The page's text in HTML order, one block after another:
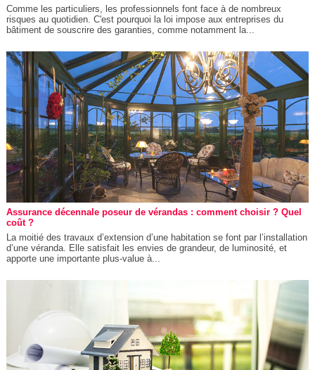
Comme les particuliers, les professionnels font face à de nombreux
risques au quotidien. C'est pourquoi la loi impose aux entreprises du
bâtiment de souscrire des garanties, comme notamment la...
Assurance décennale poseur de vérandas : comment choisir ? Quel
coût ?
La moitié des travaux d’extension d’une habitation se font par l’installation
d’une véranda. Elle satisfait les envies de grandeur, de luminosité, et
apporte une importante plus-value à...